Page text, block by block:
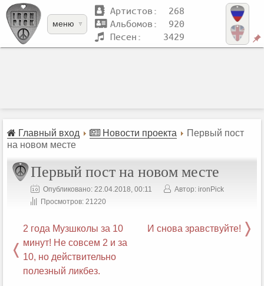
меню
Артистов: 268
Альбомов: 920
Песен: 3429
Главный вход Новости проекта
Первый пост
на новом месте
Первый пост на новом месте
Опубликовано: 22.04.2018, 00:11
Автор: ironPick
Просмотров: 21220
2 года Музшколы за 10
минут! Не совсем 2 и за
10, но действительно
полезный ликбез.
И снова зравствуйте!